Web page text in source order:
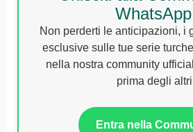
Non perderti le anticipazioni, i
esclusive sulle tue serie
nella nostra community
prima degli
Entra nella